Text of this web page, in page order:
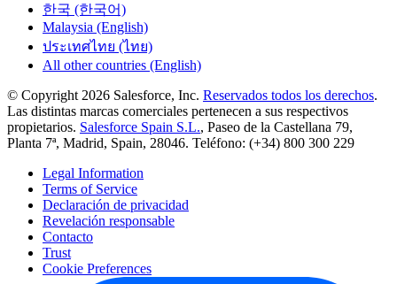
한국 (한국어)
Malaysia (English)
ประเทศไทย (ไทย)
All other countries (English)
© Copyright 2026 Salesforce, Inc. Reservados todos los derechos.
Las distintas marcas comerciales pertenecen a sus respectivos
propietarios. Salesforce Spain S.L., Paseo de la Castellana 79,
Planta 7ª, Madrid, Spain, 28046. Teléfono: (+34) 800 300 229
Legal Information
Terms of Service
Declaración de privacidad
Revelación responsable
Contacto
Trust
Cookie Preferences